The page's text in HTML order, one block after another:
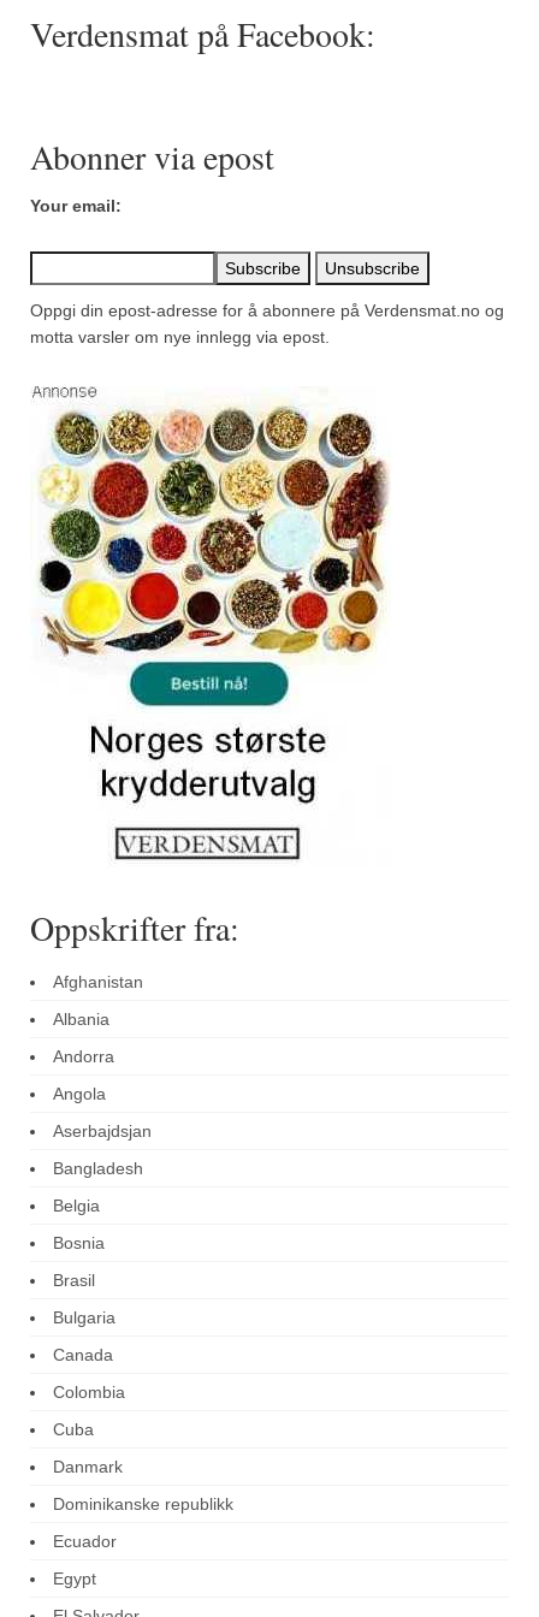
Ñora
Paprikapulver, edelsøtt
Paprikapulver, pikant
Parisisk pepper
Piment d’Espelette
Purreløk (tørket)
Rosépepper
Salvie
Sar (bønneurt)
Selleriblader
Smaken av skog
Tapaskrydder
Tomatflak
Om oss
Kontakt oss
Verdensmat på Facebook:
Abonner via epost
Your email:
Oppgi din epost-adresse for å abonnere på Verdensmat.no og
motta varsler om nye innlegg via epost.
Oppskrifter fra:
Afghanistan
Albania
Andorra
Angola
Aserbajdsjan
Bangladesh
Belgia
Bosnia
Brasil
Bulgaria
Canada
Colombia
Cuba
Danmark
Dominikanske republikk
Ecuador
Egypt